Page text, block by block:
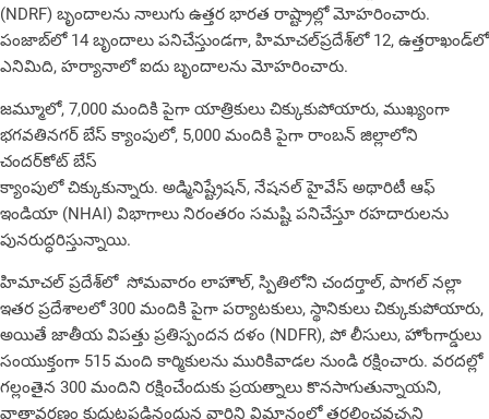
(NDRF) బృందాలను నాలుగు ఉత్తర భారత రాష్ట్రాల్లో మోహరించారు.
పంజాబ్‌లో 14 బృందాలు పనిచేస్తుండగా, హిమాచల్‌ప్రదేశ్‌లో 12, ఉత్తరాఖండ్‌లో
ఎనిమిది, హర్యానాలో ఐదు బృందాలను మోహరించారు.
జమ్మూలో, 7,000 మందికి పైగా యాత్రికులు చిక్కుకుపోయారు, ముఖ్యంగా
భగవతినగర్ బేస్ క్యాంపులో, 5,000 మందికి పైగా రాంబన్ జిల్లాలోని
చందర్‌కోట్ బేస్
క్యాంపులో చిక్కుకున్నారు. అడ్మినిష్ట్రేషన్, నేషనల్ హైవేస్ అథారిటీ ఆఫ్
ఇండియా (NHAI) విభాగాలు నిరంతరం సమష్టి పనిచేస్తూ రహదారులను
పునరుద్ధరిస్తున్నాయి.
హిమాచల్ ప్రదేశ్‌లో సోమవారం లాహౌల్, స్పితిలోని చందర్తాల్, పాగల్ నల్లా
ఇతర ప్రదేశాలలో 300 మందికి పైగా పర్యాటకులు, స్థానికులు చిక్కుకుపోయారు,
అయితే జాతీయ విపత్తు ప్రతిస్పందన దళం (NDFR), పో లీసులు, హోంగార్డులు
సంయుక్తంగా 515 మంది కార్మికులను మురికివాడల నుండి రక్షించారు. వరదల్లో
గల్లంతైన 300 మందిని రక్షించేందుకు ప్రయత్నాలు కొనసాగుతున్నాయని,
వాతావరణం కుదుటపడినందున వారిని విమానంలో తరలించవచ్చని